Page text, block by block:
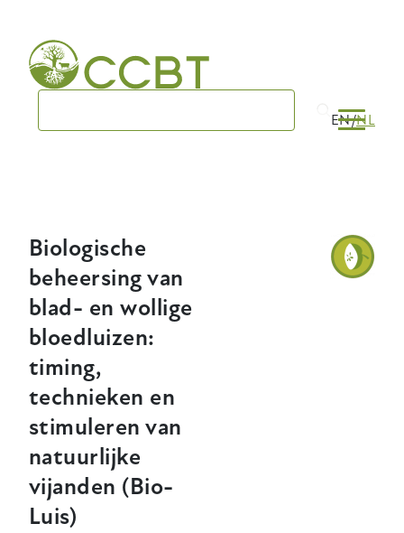
main
navigation
EN NL
Biologische
beheersing van
blad- en wollige
bloedluizen:
timing,
technieken en
stimuleren van
natuurlijke
vijanden (Bio-
Luis)